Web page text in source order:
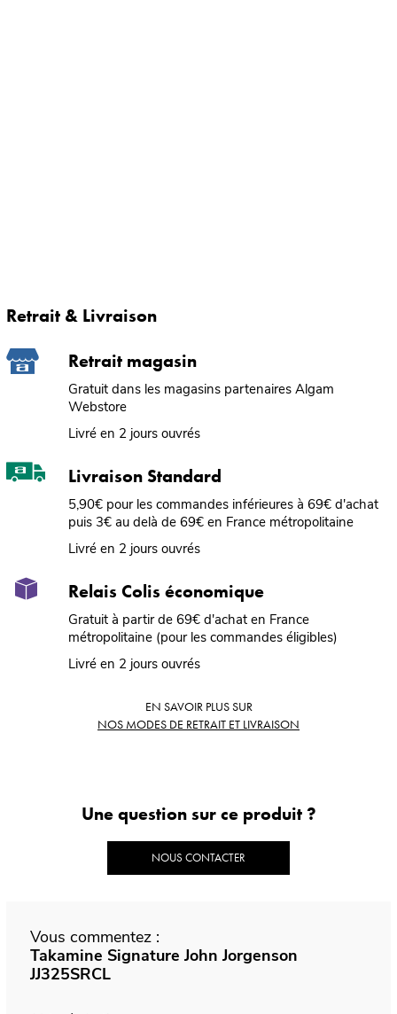
Retrait & Livraison
Retrait magasin
Gratuit dans les magasins partenaires Algam
Webstore
Livré en 2 jours ouvrés
Livraison Standard
5,90€ pour les commandes inférieures à 69€ d'achat
puis 3€ au delà de 69€ en France métropolitaine
Livré en 2 jours ouvrés
Relais Colis économique
Gratuit à partir de 69€ d'achat en France
métropolitaine (pour les commandes éligibles)
Livré en 2 jours ouvrés
EN SAVOIR PLUS SUR
NOS MODES DE RETRAIT ET LIVRAISON
Une question sur ce produit ?
NOUS CONTACTER
Vous commentez :
Takamine Signature John Jorgenson
JJ325SRCL